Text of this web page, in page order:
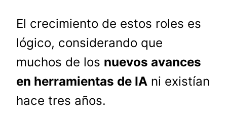
El crecimiento de estos roles es
lógico, considerando que
muchos de los nuevos avances
en herramientas de IA ni existían
hace tres años.